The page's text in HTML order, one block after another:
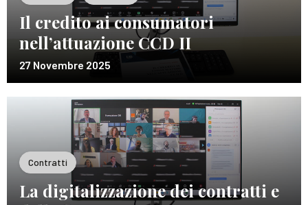
Il credito ai consumatori
nell’attuazione CCD II
27 Novembre 2025
Contratti
La digitalizzazione dei contratti e